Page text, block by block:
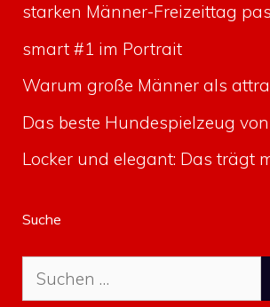
starken Männer-Freizeittag
smart #1 im Portrait
Warum große Männer als
Das beste Hundespielzeug
Locker und elegant: Das trägt
Suche
Suche
nach: